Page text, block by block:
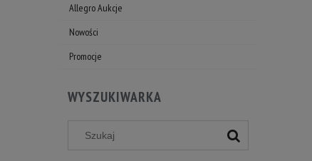
Allegro Aukcje
Nowości
Promocje
WYSZUKIWARKA